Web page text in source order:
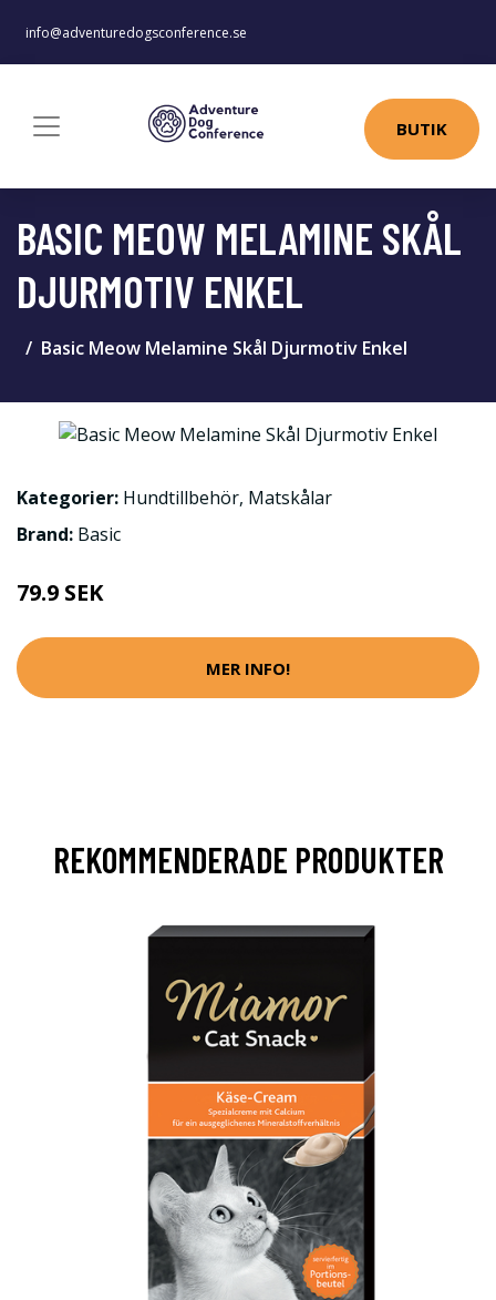
info@adventuredogsconference.se
BUTIK
BASIC MEOW MELAMINE SKÅL
DJURMOTIV ENKEL
Basic Meow Melamine Skål Djurmotiv Enkel
Kategorier: Hundtillbehör, Matskålar
Brand: Basic
79.9 SEK
MER INFO!
REKOMMENDERADE PRODUKTER